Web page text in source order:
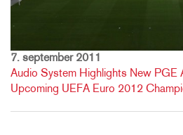
7. september 2011
Audio System Highlights New PGE
Upcoming UEFA Euro 2012